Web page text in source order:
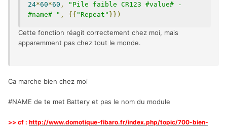
24*60*60 ,
"Pile faible CR123 #value# -
#name# " , {{ "Repeat" }})
Cette fonction réagit correctement chez moi, mais
apparemment pas chez tout le monde.
Ca marche bien chez moi
#NAME de te met Battery et pas le nom du module
>> cf : http://www.domotique-fibaro.fr/index.php/topic/700-bien-